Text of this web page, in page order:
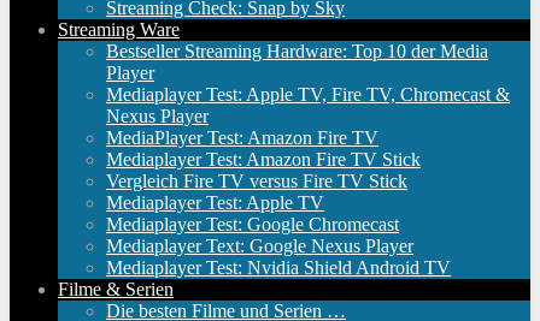
Streaming Check: Snap by Sky
Streaming Ware
Bestseller Streaming Hardware: Top 10 der Media
Player
Mediaplayer Test: Apple TV, Fire TV, Chromecast &
Nexus Player
MediaPlayer Test: Amazon Fire TV
Mediaplayer Test: Amazon Fire TV Stick
Vergleich Fire TV versus Fire TV Stick
Mediaplayer Test: Apple TV
Mediaplayer Test: Google Chromecast
Mediaplayer Text: Google Nexus Player
Mediaplayer Test: Nvidia Shield Android TV
Filme & Serien
Die besten Filme und Serien …